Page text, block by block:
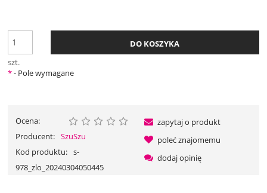
szt.
DO KOSZYKA
*- Pole wymagane
Ocena:
Producent: SzuSzu
Kod produktu: s-
978_zlo_20240304050445
zapytaj o produkt
poleć znajomemu
dodaj opinię